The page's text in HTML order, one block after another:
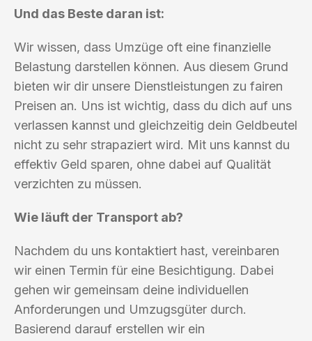
Und das Beste daran ist:
Wir wissen, dass Umzüge oft eine finanzielle
Belastung darstellen können. Aus diesem Grund
bieten wir dir unsere Dienstleistungen zu fairen
Preisen an. Uns ist wichtig, dass du dich auf uns
verlassen kannst und gleichzeitig dein Geldbeutel
nicht zu sehr strapaziert wird. Mit uns kannst du
effektiv Geld sparen, ohne dabei auf Qualität
verzichten zu müssen.
Wie läuft der Transport ab?
Nachdem du uns kontaktiert hast, vereinbaren
wir einen Termin für eine Besichtigung. Dabei
gehen wir gemeinsam deine individuellen
Anforderungen und Umzugsgüter durch.
Basierend darauf erstellen wir ein